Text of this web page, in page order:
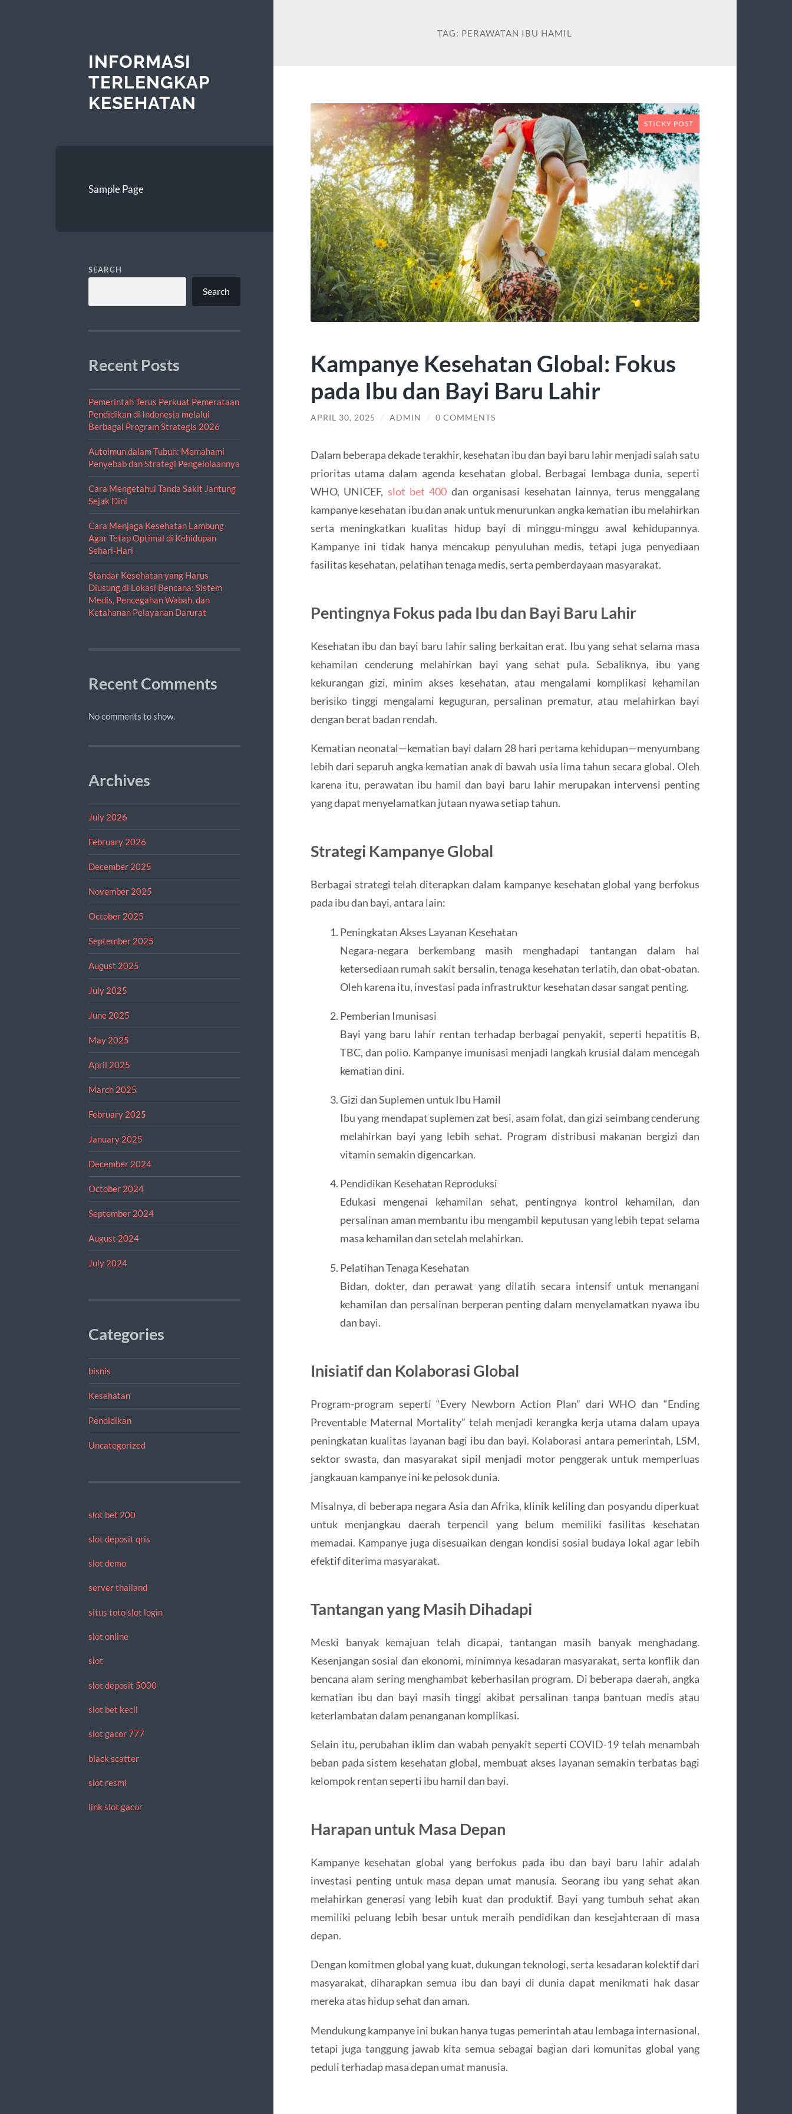
INFORMASI
TERLENGKAP
KESEHATAN
Sample Page
SEARCH
Search
Recent Posts
Pemerintah Terus Perkuat Pemerataan
Pendidikan di Indonesia melalui
Berbagai Program Strategis 2026
Autoimun dalam Tubuh: Memahami
Penyebab dan Strategi Pengelolaannya
Cara Mengetahui Tanda Sakit Jantung
Sejak Dini
Cara Menjaga Kesehatan Lambung
Agar Tetap Optimal di Kehidupan
Sehari-Hari
Standar Kesehatan yang Harus
Diusung di Lokasi Bencana: Sistem
Medis, Pencegahan Wabah, dan
Ketahanan Pelayanan Darurat
Recent Comments
No comments to show.
Archives
July 2026
February 2026
December 2025
November 2025
October 2025
September 2025
August 2025
July 2025
June 2025
May 2025
April 2025
March 2025
February 2025
January 2025
December 2024
October 2024
September 2024
August 2024
July 2024
Categories
bisnis
Kesehatan
Pendidikan
Uncategorized
slot bet 200
slot deposit qris
slot demo
server thailand
situs toto slot login
slot online
slot
slot deposit 5000
slot bet kecil
slot gacor 777
black scatter
slot resmi
link slot gacor
TAG: PERAWATAN IBU HAMIL
STICKY POST
Kampanye Kesehatan Global: Fokus
pada Ibu dan Bayi Baru Lahir
APRIL 30, 2025 / ADMIN / 0 COMMENTS
Dalam beberapa dekade terakhir, kesehatan ibu dan bayi baru lahir menjadi salah satu
prioritas utama dalam agenda kesehatan global. Berbagai lembaga dunia, seperti
WHO, UNICEF, slot bet 400 dan organisasi kesehatan lainnya, terus menggalang
kampanye kesehatan ibu dan anak untuk menurunkan angka kematian ibu melahirkan
serta meningkatkan kualitas hidup bayi di minggu-minggu awal kehidupannya.
Kampanye ini tidak hanya mencakup penyuluhan medis, tetapi juga penyediaan
fasilitas kesehatan, pelatihan tenaga medis, serta pemberdayaan masyarakat.
Pentingnya Fokus pada Ibu dan Bayi Baru Lahir
Kesehatan ibu dan bayi baru lahir saling berkaitan erat. Ibu yang sehat selama masa
kehamilan cenderung melahirkan bayi yang sehat pula. Sebaliknya, ibu yang
kekurangan gizi, minim akses kesehatan, atau mengalami komplikasi kehamilan
berisiko tinggi mengalami keguguran, persalinan prematur, atau melahirkan bayi
dengan berat badan rendah.
Kematian neonatal—kematian bayi dalam 28 hari pertama kehidupan—menyumbang
lebih dari separuh angka kematian anak di bawah usia lima tahun secara global. Oleh
karena itu, perawatan ibu hamil dan bayi baru lahir merupakan intervensi penting
yang dapat menyelamatkan jutaan nyawa setiap tahun.
Strategi Kampanye Global
Berbagai strategi telah diterapkan dalam kampanye kesehatan global yang berfokus
pada ibu dan bayi, antara lain:
Peningkatan Akses Layanan Kesehatan
Negara-negara berkembang masih menghadapi tantangan dalam hal
ketersediaan rumah sakit bersalin, tenaga kesehatan terlatih, dan obat-obatan.
Oleh karena itu, investasi pada infrastruktur kesehatan dasar sangat penting.
Pemberian Imunisasi
Bayi yang baru lahir rentan terhadap berbagai penyakit, seperti hepatitis B,
TBC, dan polio. Kampanye imunisasi menjadi langkah krusial dalam mencegah
kematian dini.
Gizi dan Suplemen untuk Ibu Hamil
Ibu yang mendapat suplemen zat besi, asam folat, dan gizi seimbang cenderung
melahirkan bayi yang lebih sehat. Program distribusi makanan bergizi dan
vitamin semakin digencarkan.
Pendidikan Kesehatan Reproduksi
Edukasi mengenai kehamilan sehat, pentingnya kontrol kehamilan, dan
persalinan aman membantu ibu mengambil keputusan yang lebih tepat selama
masa kehamilan dan setelah melahirkan.
Pelatihan Tenaga Kesehatan
Bidan, dokter, dan perawat yang dilatih secara intensif untuk menangani
kehamilan dan persalinan berperan penting dalam menyelamatkan nyawa ibu
dan bayi.
Inisiatif dan Kolaborasi Global
Program-program seperti “Every Newborn Action Plan” dari WHO dan “Ending
Preventable Maternal Mortality” telah menjadi kerangka kerja utama dalam upaya
peningkatan kualitas layanan bagi ibu dan bayi. Kolaborasi antara pemerintah, LSM,
sektor swasta, dan masyarakat sipil menjadi motor penggerak untuk memperluas
jangkauan kampanye ini ke pelosok dunia.
Misalnya, di beberapa negara Asia dan Afrika, klinik keliling dan posyandu diperkuat
untuk menjangkau daerah terpencil yang belum memiliki fasilitas kesehatan
memadai. Kampanye juga disesuaikan dengan kondisi sosial budaya lokal agar lebih
efektif diterima masyarakat.
Tantangan yang Masih Dihadapi
Meski banyak kemajuan telah dicapai, tantangan masih banyak menghadang.
Kesenjangan sosial dan ekonomi, minimnya kesadaran masyarakat, serta konflik dan
bencana alam sering menghambat keberhasilan program. Di beberapa daerah, angka
kematian ibu dan bayi masih tinggi akibat persalinan tanpa bantuan medis atau
keterlambatan dalam penanganan komplikasi.
Selain itu, perubahan iklim dan wabah penyakit seperti COVID-19 telah menambah
beban pada sistem kesehatan global, membuat akses layanan semakin terbatas bagi
kelompok rentan seperti ibu hamil dan bayi.
Harapan untuk Masa Depan
Kampanye kesehatan global yang berfokus pada ibu dan bayi baru lahir adalah
investasi penting untuk masa depan umat manusia. Seorang ibu yang sehat akan
melahirkan generasi yang lebih kuat dan produktif. Bayi yang tumbuh sehat akan
memiliki peluang lebih besar untuk meraih pendidikan dan kesejahteraan di masa
depan.
Dengan komitmen global yang kuat, dukungan teknologi, serta kesadaran kolektif dari
masyarakat, diharapkan semua ibu dan bayi di dunia dapat menikmati hak dasar
mereka atas hidup sehat dan aman.
Mendukung kampanye ini bukan hanya tugas pemerintah atau lembaga internasional,
tetapi juga tanggung jawab kita semua sebagai bagian dari komunitas global yang
peduli terhadap masa depan umat manusia.